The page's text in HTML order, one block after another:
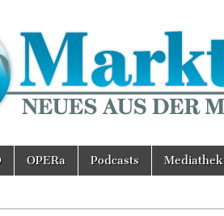
OPERa Podcasts Mediathek